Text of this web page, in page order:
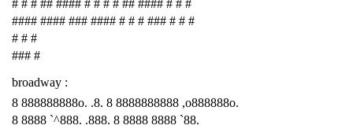
# # # ## #### # # # # ## #### # # #
#### #### ### #### # # # ### # # #
# # #
### #
broadway :
8 888888888o. .8. 8 8888888888 ,o888888o.
8 8888 `^888. .888. 8 8888 8888 `88.